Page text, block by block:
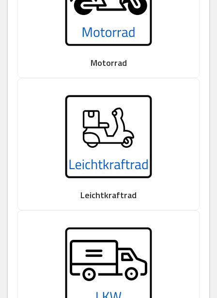
Motorrad
Leichtkraftrad